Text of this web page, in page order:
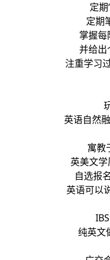
定
定期
掌握
并给出
注重学习
英语自然
寓教
英美文
自选报
英语可以
纯英文